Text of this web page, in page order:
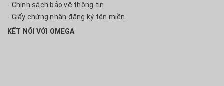
- Chính sách bảo vệ thông tin
- Giấy chứng nhận đăng ký tên miền
KẾT NỐI VỚI OMEGA